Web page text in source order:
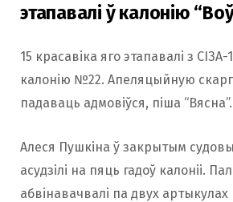
этапавалі ў калонію
15 красавіка яго этапавалі з
калонію №22. Апеляцыйную
падаваць адмовіўся, піша “Вясна”.
Алеся Пушкіна ў закрытым
асудзілі на пяць гадоў калоніі.
абвінавачвалі па двух